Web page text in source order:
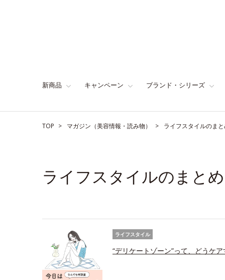
新商品 キャンペーン ブランド・シリーズ
TOP マガジン（美容情報・読み物） ライフスタイルのま
ライフスタイルのまとめ
ライフスタイル
“デリケートゾーン”って、どうケ